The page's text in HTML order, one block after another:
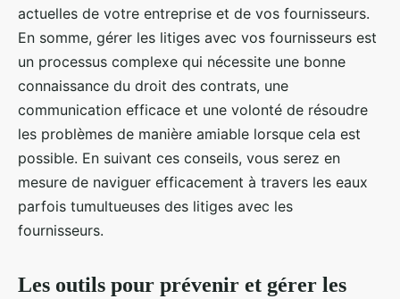
actuelles de votre entreprise et de vos fournisseurs.
En somme, gérer les litiges avec vos fournisseurs est
un processus complexe qui nécessite une bonne
connaissance du droit des contrats, une
communication efficace et une volonté de résoudre
les problèmes de manière amiable lorsque cela est
possible. En suivant ces conseils, vous serez en
mesure de naviguer efficacement à travers les eaux
parfois tumultueuses des litiges avec les
fournisseurs.
Les outils pour prévenir et gérer les